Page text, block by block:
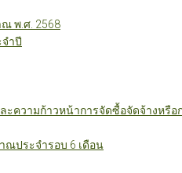
พ.ศ. 2568
ำปี
ะความก้าวหน้าการจัดซื้อจัดจ้างหรื
ณประจำรอบ 6 เดือน